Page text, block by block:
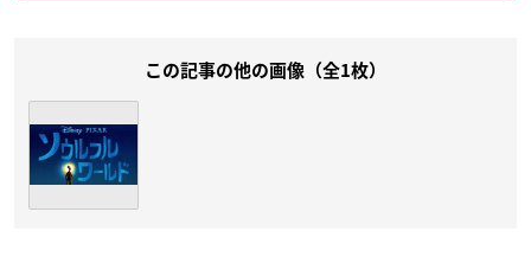
この記事の他の画像（全1枚）